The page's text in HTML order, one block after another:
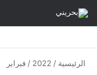
الرئيسية /
2022
/ فبراير